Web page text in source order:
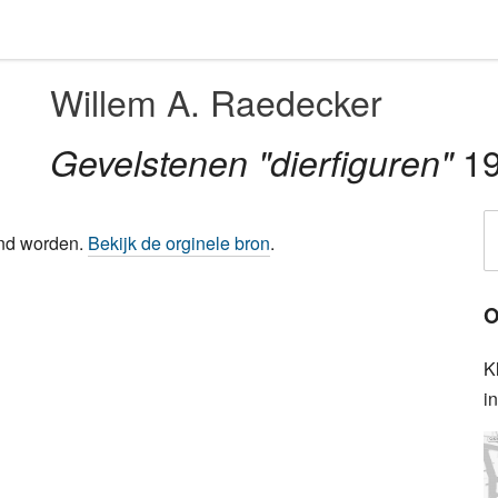
Willem A. Raedecker
Gevelstenen "dierfiguren"
worden. Bekijk de orginele bron.